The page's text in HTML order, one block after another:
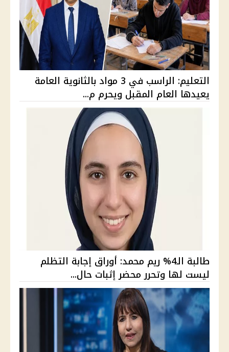
التعليم: الراسب في 3 مواد بالثانوية العامة
يعيدها العام المقبل ويحرم م...
طالبة الـ4% ريم محمد: أوراق إجابة التظلم
ليست لها وتحرر محضر إثبات حال...